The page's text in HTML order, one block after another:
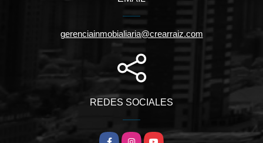
gerenciainmobialiaria@crearraiz.com
REDES SOCIALES
FacebookInstagramYouTube